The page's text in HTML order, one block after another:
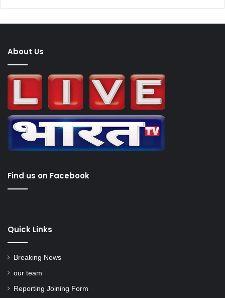
About Us
Find us on Facebook
Quick Links
Breaking News
our team
Reporting Joining Form